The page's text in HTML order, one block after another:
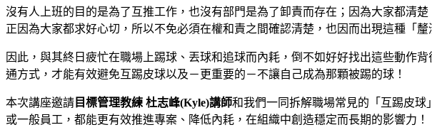
沒有人上班的目的是為了互推工作，也沒有部門是為了卸責而存在；因為大家都清
正因為大家都求好心切，所以不免必須在權和責之間確認清楚，也因而出現這種「釐
因此，與其終日疲忙在職場上踢球、丟球和追球而內耗，倒不如好好找出這些動作
通方式，才能有效避免互踢皮球以及－更重要的－不讓自己成為那顆被踢的球！
本次講座邀請 目標管理教練 杜志峰(Kyle)講師和我們一同拆解職場常見的「互踢皮
或一般員工，都能更有效推進專案、降低內耗，在組織中創造穩定而長期的影響力！